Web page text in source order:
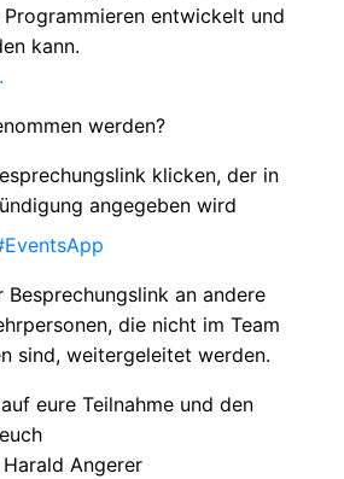
entwickelt und
kann.
werden?
klicken, der in
angegeben wird
Besprechungslink an andere
die nicht im Team
sind, weitergeleitet werden.
eure Teilnahme und den
Angerer